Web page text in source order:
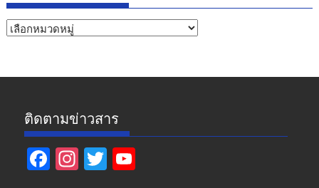
หัวข้อ
ติดตามข่าวสาร
F In T